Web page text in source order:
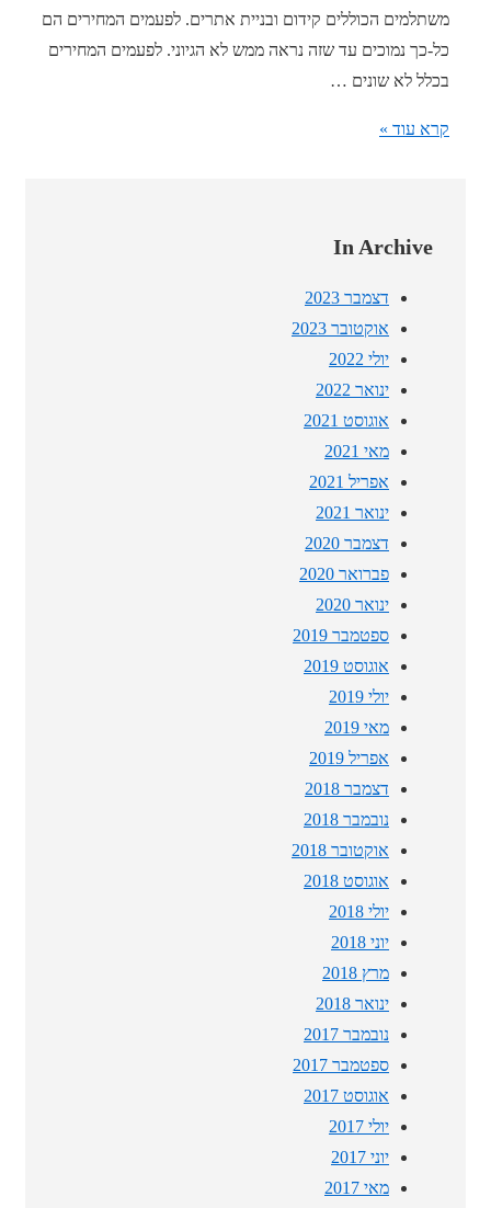
חיה
משתלמים הכוללים קידום ובניית אתרים. לפעמים המחירים הם
כל-כך נמוכים עד שזה נראה ממש לא הגיוני. לפעמים המחירים
בכלל לא שונים …
דילים
קידום
קרא עוד »
In Archive
דצמבר 2023
אוקטובר 2023
יולי 2022
ינואר 2022
אוגוסט 2021
מאי 2021
אפריל 2021
ינואר 2021
דצמבר 2020
פברואר 2020
ינואר 2020
ספטמבר 2019
אוגוסט 2019
יולי 2019
מאי 2019
אפריל 2019
דצמבר 2018
נובמבר 2018
אוקטובר 2018
אוגוסט 2018
יולי 2018
יוני 2018
מרץ 2018
ינואר 2018
נובמבר 2017
ספטמבר 2017
אוגוסט 2017
יולי 2017
יוני 2017
מאי 2017